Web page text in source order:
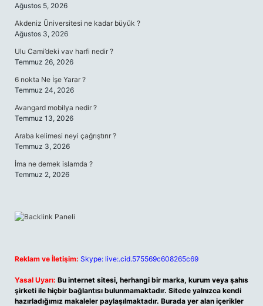
Ağustos 5, 2026
Akdeniz Üniversitesi ne kadar büyük ?
Ağustos 3, 2026
Ulu Cami’deki vav harfi nedir ?
Temmuz 26, 2026
6 nokta Ne İşe Yarar ?
Temmuz 24, 2026
Avangard mobilya nedir ?
Temmuz 13, 2026
Araba kelimesi neyi çağrıştırır ?
Temmuz 3, 2026
İma ne demek islamda ?
Temmuz 2, 2026
Reklam ve İletişim: Skype: live:.cid.575569c608265c69
Yasal Uyarı: Bu internet sitesi, herhangi bir marka, kurum veya şahıs
şirketi ile hiçbir bağlantısı bulunmamaktadır. Sitede yalnızca kendi
hazırladığımız makaleler paylaşılmaktadır. Burada yer alan içerikler